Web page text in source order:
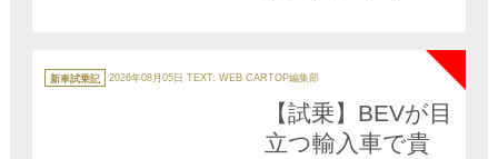
カ
テ
ゴ
新車試乗記 2026年08月05日 TEXT: WEB CARTOP編集部
【試乗】BEVが目
立つ輸入車で貴